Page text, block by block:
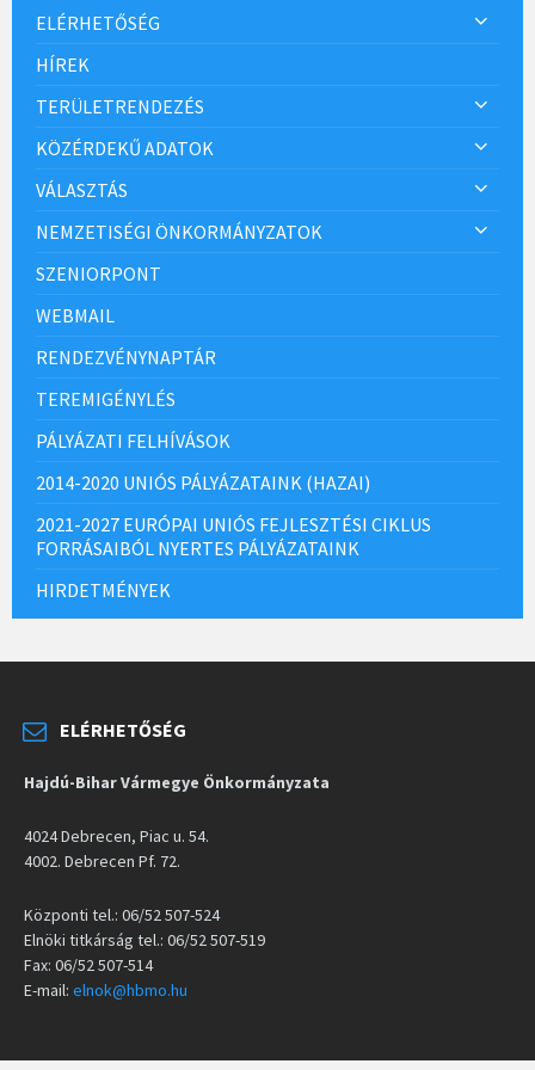
ELÉRHETŐSÉG
HÍREK
TERÜLETRENDEZÉS
KÖZÉRDEKŰ ADATOK
VÁLASZTÁS
NEMZETISÉGI ÖNKORMÁNYZATOK
SZENIORPONT
WEBMAIL
RENDEZVÉNYNAPTÁR
TEREMIGÉNYLÉS
PÁLYÁZATI FELHÍVÁSOK
2014-2020 UNIÓS PÁLYÁZATAINK (HAZAI)
2021-2027 EURÓPAI UNIÓS FEJLESZTÉSI CIKLUS
FORRÁSAIBÓL NYERTES PÁLYÁZATAINK
HIRDETMÉNYEK
ELÉRHETŐSÉG
Hajdú-Bihar Vármegye Önkormányzata
4024 Debrecen, Piac u. 54.
4002. Debrecen Pf. 72.
Központi tel.: 06/52 507-524
Elnöki titkárság tel.: 06/52 507-519
Fax: 06/52 507-514
E-mail: elnok@hbmo.hu